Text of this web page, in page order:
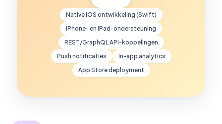
Native iOS ontwikkeling (Swift)
iPhone- en iPad-ondersteuning
REST/GraphQL API-koppelingen
Push notificaties
In-app analytics
App Store deployment